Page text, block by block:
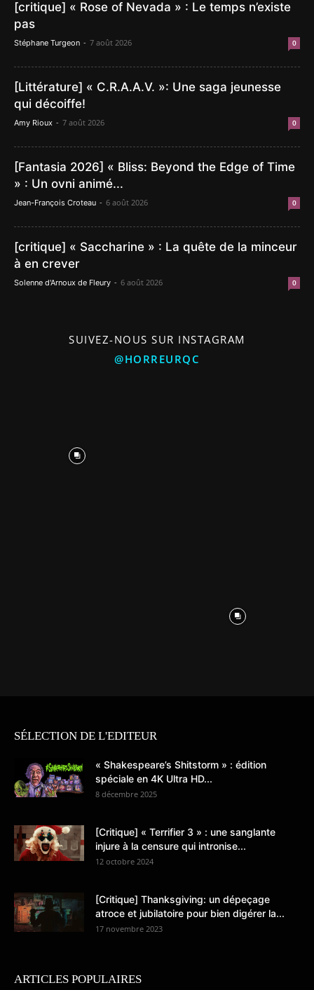
[critique] « Rose of Nevada » : Le temps n’existe
pas
Stéphane Turgeon - 7 août 2026 0
[Littérature] « C.R.A.A.V. »: Une saga jeunesse
qui décoiffe!
Amy Rioux - 7 août 2026 0
[Fantasia 2026] « Bliss: Beyond the Edge of Time
» : Un ovni animé...
Jean-François Croteau - 6 août 2026 0
[critique] « Saccharine » : La quête de la minceur
à en crever
Solenne d'Arnoux de Fleury - 6 août 2026 0
SUIVEZ-NOUS SUR INSTAGRAM
@HORREURQC
SÉLECTION DE L'EDITEUR
« Shakespeare’s Shitstorm » : édition
spéciale en 4K Ultra HD...
8 décembre 2025
[Critique] « Terrifier 3 » : une sanglante
injure à la censure qui intronise...
12 octobre 2024
[Critique] Thanksgiving: un dépeçage
atroce et jubilatoire pour bien digérer la...
17 novembre 2023
ARTICLES POPULAIRES